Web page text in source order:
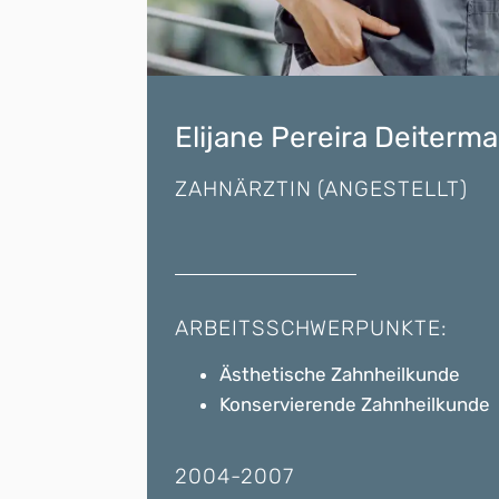
Elijane Pereira
ZAHNÄRZTIN (ANGESTELLT)
ARBEITSSCHWERPUNKTE:
Ästhetische Zahnheilkunde
Konservierende Zahnheilkunde
2004-2007